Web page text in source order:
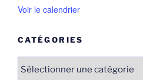
Voir le calendrier
CATÉGORIES
Catégories